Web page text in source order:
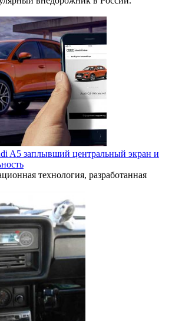
A5 заплывший центральный экран и
технология, разработанная